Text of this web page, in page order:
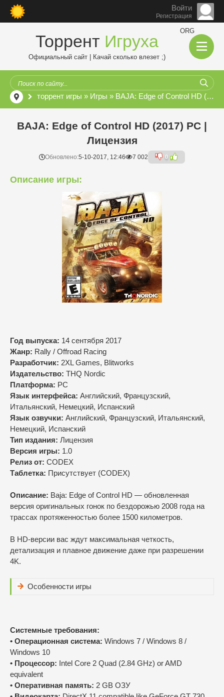
Войти
Регистрация
Торрент Игруха
ORG
Официальный сайт | Качай сколько влезет ;)
торрент игры » Игры » BAJA: Edge of Control HD (2017) PC | Лицензия
BAJA: Edge of Control HD (2017) PC |
Лицензия
Обновлено:5-10-2017, 12:46 7 002 0
Описание игры:
Год выпуска: 14 сентября 2017
Жанр: Rally / Offroad Racing
Разработчик: 2XL Games, Blitworks
Издательство: THQ Nordic
Платформа: PC
Язык интерфейса: Английский, Французский,
Итальянский, Немецкий, Испанский
Язык озвучки: Английский, Французский, Итальянский,
Немецкий, Испанский
Тип издания: Лицензия
Версия игры: 1.0
Релиз от: CODEX
Таблетка: Присутствует (CODEX)
Описание: Baja: Edge of Control HD — обновленная
версия оригинальных гонок по бездорожью 2008 года на
трассах протяженностью более 1500 километров.
В HD-версии вас ждут максимальная четкость,
детализация и плавное движение даже при разрешении
4K.
Особенности игры
Cистемные требования:
• Операционная система: Windows 7 / Windows 8 /
Windows 10
• Процессор: Intel Core 2 Quad (2.84 GHz) or AMD
equivalent
• Оперативная память: 2 GB ОЗУ